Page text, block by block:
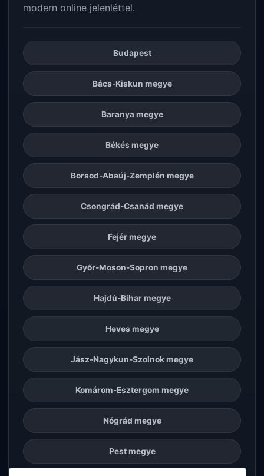
modern online jelenléttel.
Budapest
Bács-Kiskun megye
Baranya megye
Békés megye
Borsod-Abaúj-Zemplén megye
Csongrád-Csanád megye
Fejér megye
Győr-Moson-Sopron megye
Hajdú-Bihar megye
Heves megye
Jász-Nagykun-Szolnok megye
Komárom-Esztergom megye
Nógrád megye
Pest megye